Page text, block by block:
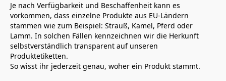
Je nach Verfügbarkeit und Beschaffenheit kann es
vorkommen, dass einzelne Produkte aus EU-Ländern
stammen wie zum Beispiel: Strauß, Kamel, Pferd oder
Lamm. In solchen Fällen kennzeichnen wir die Herkunft
selbstverständlich transparent auf unseren
Produktetiketten.
So wisst ihr jederzeit genau, woher ein Produkt stammt.